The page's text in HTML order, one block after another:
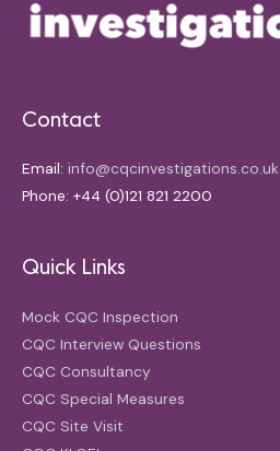
Contact
Email: info@cqcinvestigations.co.uk
Phone: +44 (0)121 821 2200
Quick Links
Mock CQC Inspection
CQC Interview Questions
CQC Consultancy
CQC Special Measures
CQC Site Visit